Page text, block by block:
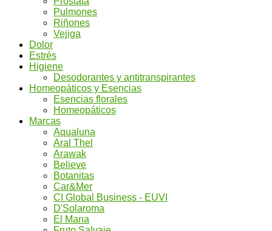
Pulmones
Riñones
Vejiga
Dolor
Estrés
Higiene
Desodorantes y antitranspirantes
Homeopáticos y Esencias
Esencias florales
Homeopáticos
Marcas
Aqualuna
Aral Thel
Arawak
Believe
Botanitas
Car&Mer
CI Global Business - EUVI
D'Solaroma
El Mana